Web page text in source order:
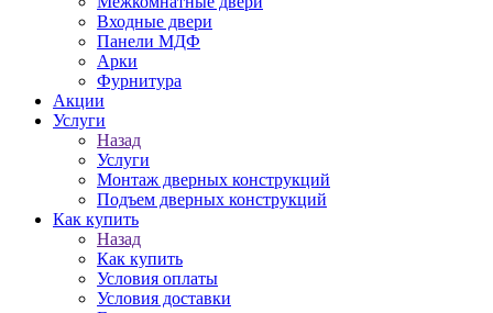
Входные двери
Панели МДФ
Арки
Фурнитура
Акции
Услуги
Назад
Услуги
Монтаж дверных конструкций
Подъем дверных конструкций
Как купить
Назад
Как купить
Условия оплаты
Условия доставки